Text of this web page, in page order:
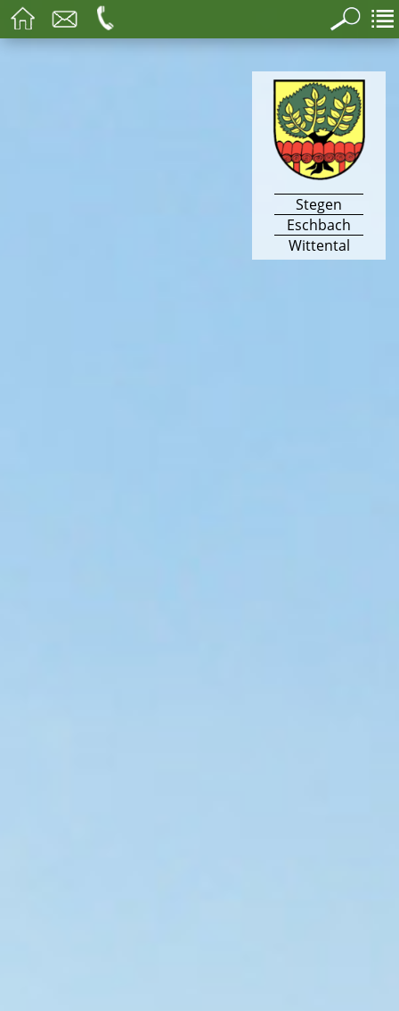
Stegen
Eschbach
Wittental